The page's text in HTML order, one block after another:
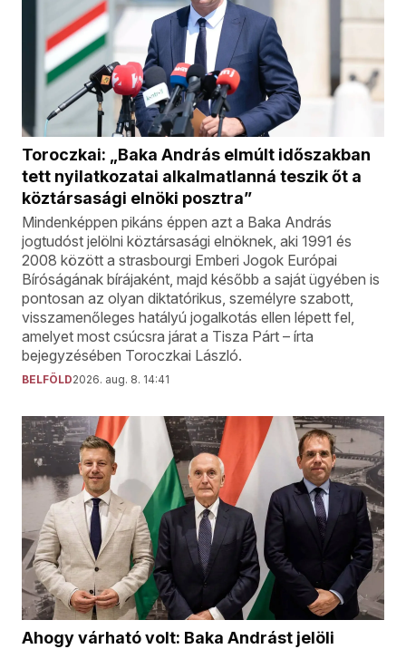
Toroczkai: „Baka András elmúlt időszakban
tett nyilatkozatai alkalmatlanná teszik őt a
köztársasági elnöki posztra”
Mindenképpen pikáns éppen azt a Baka András
jogtudóst jelölni köztársasági elnöknek, aki 1991 és
2008 között a strasbourgi Emberi Jogok Európai
Bíróságának bírájaként, majd később a saját ügyében is
pontosan az olyan diktatórikus, személyre szabott,
visszamenőleges hatályú jogalkotás ellen lépett fel,
amelyet most csúcsra járat a Tisza Párt – írta
bejegyzésében Toroczkai László.
BELFÖLD2026. aug. 8. 14:41
Ahogy várható volt: Baka Andrást jelöli